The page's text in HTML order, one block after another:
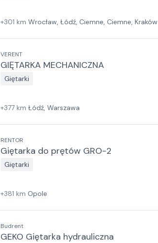
+301 km Wrocław, Łódź, Ciemne, Ciemne, Kraków
VERENT
GIĘTARKA MECHANICZNA
Giętarki
+377 km Łódź, Warszawa
RENTOR
Giętarka do prętów GRO-2
Giętarki
+381 km Opole
Budrent
GEKO Giętarka hydrauliczna